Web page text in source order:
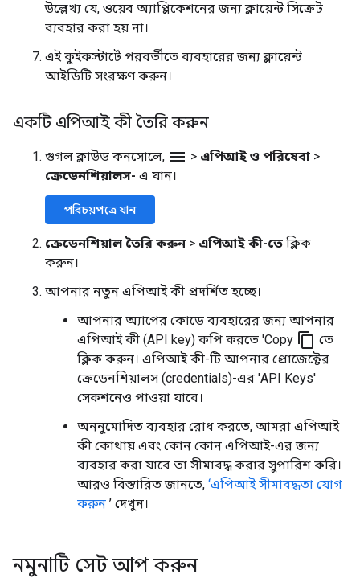
উল্লেখ্য যে, ওয়েব অ্যাপ্লিকেশনের জন্য ক্লায়েন্ট সিক্রেট
ব্যবহার করা হয় না।
এই কুইকস্টার্টে পরবর্তীতে ব্যবহারের জন্য ক্লায়েন্ট
আইডিটি সংরক্ষণ করুন।
একটি এপিআই কী তৈরি করুন
গুগল ক্লাউড কনসোলে, menu > এপিআই ও পরিষেবা >
ক্রেডেনশিয়ালস- এ যান।
পরিচয়পত্রে যান
ক্রেডেনশিয়াল তৈরি করুন > এপিআই কী-তে ক্লিক
করুন।
আপনার নতুন এপিআই কী প্রদর্শিত হচ্ছে।
আপনার অ্যাপের কোডে ব্যবহারের জন্য আপনার
এপিআই কী (API key) কপি করতে 'Copy content_copy তে
ক্লিক করুন। এপিআই কী-টি আপনার প্রোজেক্টের
ক্রেডেনশিয়ালস (credentials)-এর 'API Keys'
সেকশনেও পাওয়া যাবে।
অননুমোদিত ব্যবহার রোধ করতে, আমরা এপিআই
কী কোথায় এবং কোন কোন এপিআই-এর জন্য
ব্যবহার করা যাবে তা সীমাবদ্ধ করার সুপারিশ করি।
আরও বিস্তারিত জানতে, ‘এপিআই সীমাবদ্ধতা যোগ
করুন ’ দেখুন।
নমুনাটি সেট আপ করুন